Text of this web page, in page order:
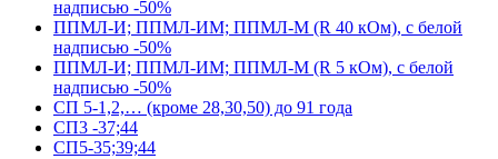
надписью -50%
ППМЛ-И; ППМЛ-ИМ; ППМЛ-М (R 40 кОм), с белой
надписью -50%
ППМЛ-И; ППМЛ-ИМ; ППМЛ-М (R 5 кОм), с белой
надписью -50%
СП 5-1,2,… (кроме 28,30,50) до 91 года
СП3 -37;44
СП5-35;39;44